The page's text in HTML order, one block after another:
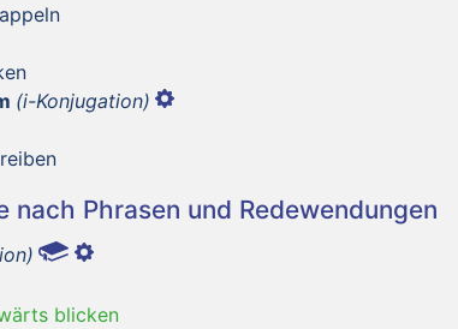
(i-Konjugation)
nach Phrasen und Redewendungen
blicken